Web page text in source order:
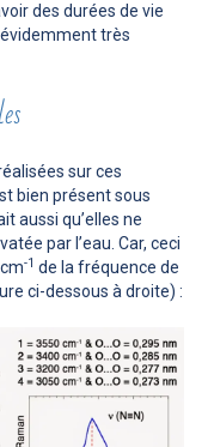
des durées de vie
très
sur ces
bien présent sous
aussi qu’elles ne
par l’eau. Car, ceci
-1 de la fréquence de
ci-dessous à droite) :